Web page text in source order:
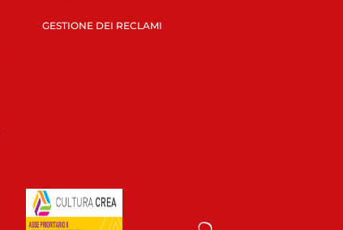
GESTIONE DEI RECLAMI